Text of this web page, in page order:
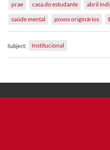
prae casa do estudante abril
saúde mental
povos originários
Subject: Institucional